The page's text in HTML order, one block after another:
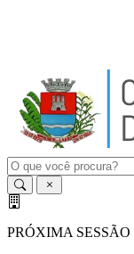
PRÓXIMA SESSÃO